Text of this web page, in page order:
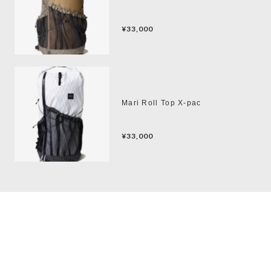
¥33,000
Mari Roll Top X-pac
¥33,000